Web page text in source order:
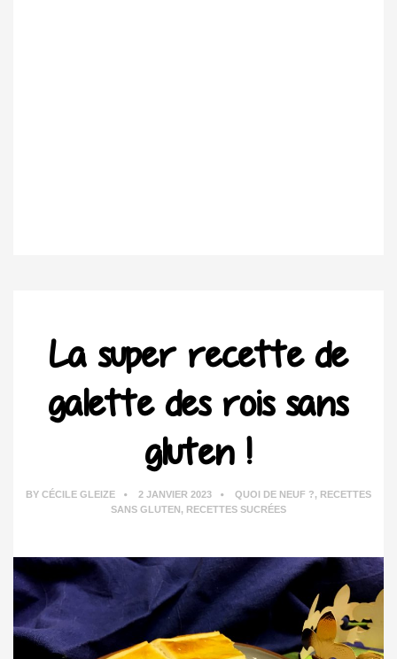
La super recette de
galette des rois sans
gluten !
BY CÉCILE GLEIZE 2 JANVIER 2023 QUOI DE NEUF ?, RECETTES
SANS GLUTEN, RECETTES SUCRÉES